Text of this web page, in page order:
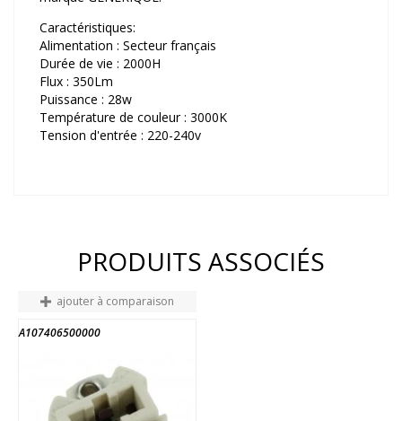
Caractéristiques:
Alimentation : Secteur français
Durée de vie : 2000H
Flux : 350Lm
Puissance : 28w
Température de couleur : 3000K
Tension d'entrée : 220-240v
PRODUITS ASSOCIÉS
ajouter à comparaison
A107406500000